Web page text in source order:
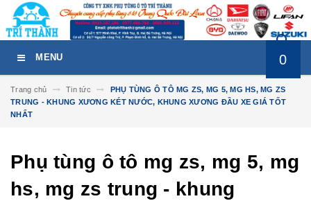
MENU 0
Trang chủ Tin tức
PHỤ TÙNG Ô TÔ MG ZS, MG 5, MG HS, MG ZS
TRUNG - KHUNG XƯƠNG KÉT NƯỚC, KHUNG XƯƠNG ĐẦU XE GIÁ TỐT
NHẤT
Phụ tùng ô tô mg zs, mg 5, mg
hs, mg zs trung - khung